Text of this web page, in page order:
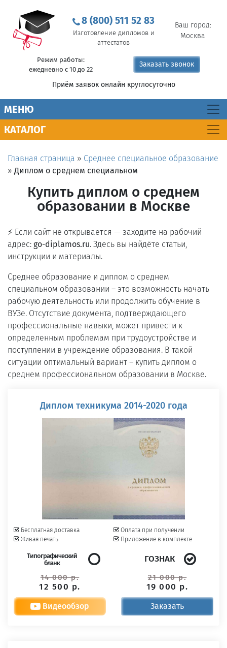
8 (800) 511 52 83
Изготовление дипломов и
аттестатов
Ваш город:
Москва
Режим работы:
ежедневно с 10 до 22
Заказать звонок
Приём заявок онлайн круглосуточно
MEНЮ
КАТАЛОГ
Главная страница » Среднее специальное образование
»Диплом о среднем специальном
Купить диплом о среднем
образовании в Москве
⚡ Если сайт не открывается — заходите на рабочий
адрес: go-diplamos.ru. Здесь вы найдёте статьи,
инструкции и материалы.
Среднее образование и диплом о среднем
специальном образовании – это возможность начать
рабочую деятельность или продолжить обучение в
ВУЗе. Отсутствие документа, подтверждающего
профессиональные навыки, может привести к
определенным проблемам при трудоустройстве и
поступлении в учреждение образования. В такой
ситуации оптимальный вариант – купить диплом о
среднем профессиональном образовании в Москве.
Диплом техникума 2014-2020 года
Бесплатная доставка
Живая печать
Оплата при получении
Приложение в комплекте
Типографический
бланк
14 000 р.
12 500 р.
ГОЗНАК
21 000 р.
19 000 р.
Видеообзор Заказать